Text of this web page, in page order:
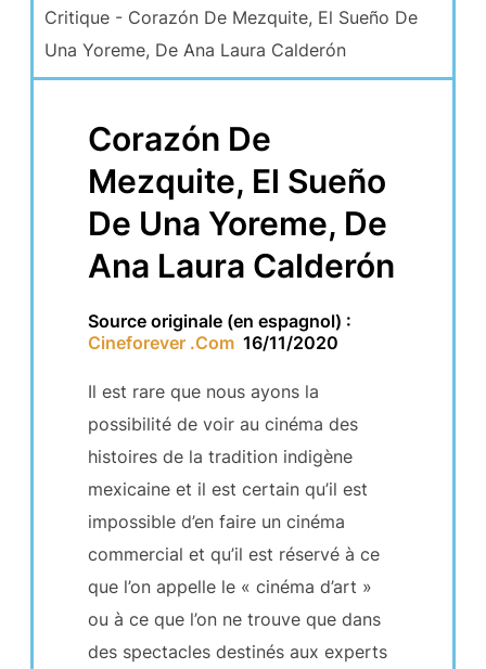
Critique - Corazón De Mezquite, El Sueño De
Una Yoreme, De Ana Laura Calderón
Corazón De
Mezquite, El Sueño
De Una Yoreme, De
Ana Laura Calderón
Source originale (en espagnol) :
Cineforever .Com 16/11/2020
Il est rare que nous ayons la
possibilité de voir au cinéma des
histoires de la tradition indigène
mexicaine et il est certain qu’il est
impossible d’en faire un cinéma
commercial et qu’il est réservé à ce
que l’on appelle le « cinéma d’art »
ou à ce que l’on ne trouve que dans
des spectacles destinés aux experts